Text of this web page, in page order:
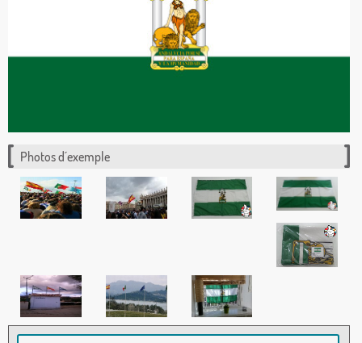
Photos d´exemple